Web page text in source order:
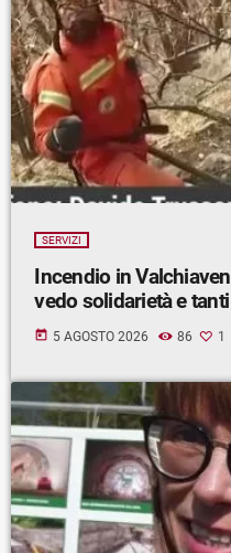
SERVIZI
Incendio in
vedo solidarietà e
today 5 AGOSTO 2026 86 1